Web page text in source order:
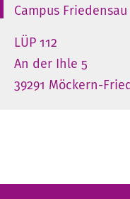
Campus Friedensau
LÜP 112
An der Ihle 5
39291 Möckern-